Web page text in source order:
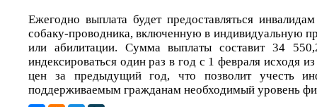
Ежегодно выплата будет предоставляться
собаку-проводника, включенную в индивидуальную
или абилитации. Сумма выплаты составит 34
индексироваться один раз в год с 1 февраля исходя
цен за предыдущий год, что позволит учесть
поддерживаемым гражданам необходимый уровень